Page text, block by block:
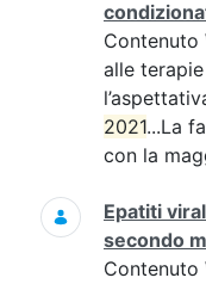
Contenuto
alle
2021...La
con la
Epatiti
secondo
Contenuto